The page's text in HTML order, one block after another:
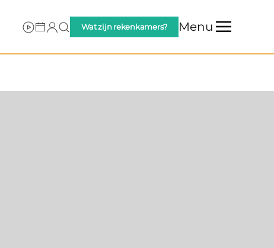
Wat zijn rekenkamers? Menu